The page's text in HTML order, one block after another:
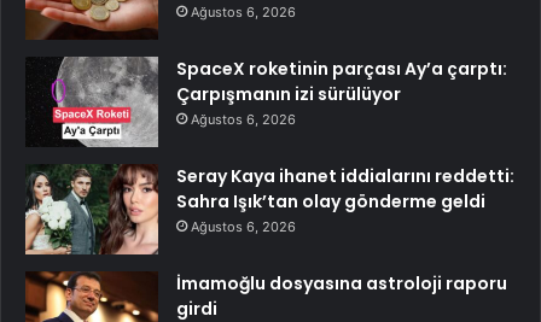
Ağustos 6, 2026
SpaceX roketinin parçası Ay’a çarptı:
Çarpışmanın izi sürülüyor
Ağustos 6, 2026
Seray Kaya ihanet iddialarını reddetti:
Sahra Işık’tan olay gönderme geldi
Ağustos 6, 2026
İmamoğlu dosyasına astroloji raporu
girdi